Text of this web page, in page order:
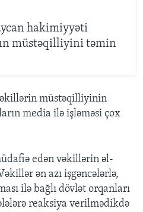
hakimiyyəti
müstəqilliyini təmin
müstəqilliyinin
media ilə işləməsi çox
edən vəkillərin əl-
ən azı işgəncələrlə,
ilə bağlı dövlət orqanları
reaksiya verilmədikdə